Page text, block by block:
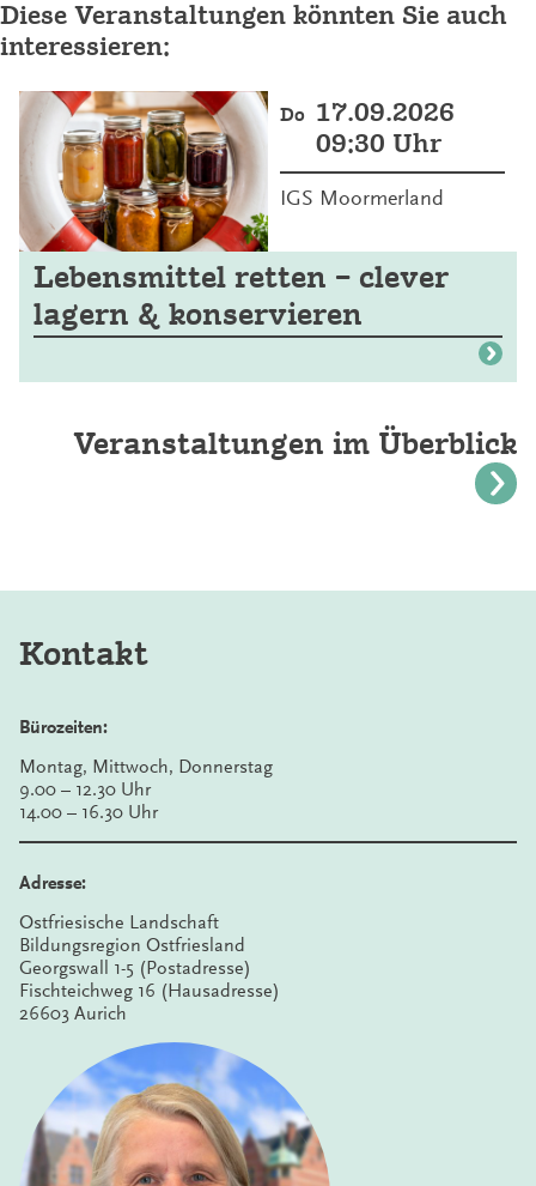
Diese Veranstaltungen könnten Sie auch
interessieren:
Do 17.09.2026
09:30 Uhr
IGS Moormerland
Lebensmittel retten – clever
lagern & konservieren
Veranstaltungen im Überblick
Kontakt
Bürozeiten:
Montag, Mittwoch, Donnerstag
9.00 – 12.30 Uhr
14.00 – 16.30 Uhr
Adresse:
Ostfriesische Landschaft
Bildungsregion Ostfriesland
Georgswall 1-5 (Postadresse)
Fischteichweg 16 (Hausadresse)
26603 Aurich